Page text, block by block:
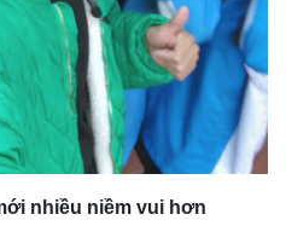
nhiều niềm vui hơn